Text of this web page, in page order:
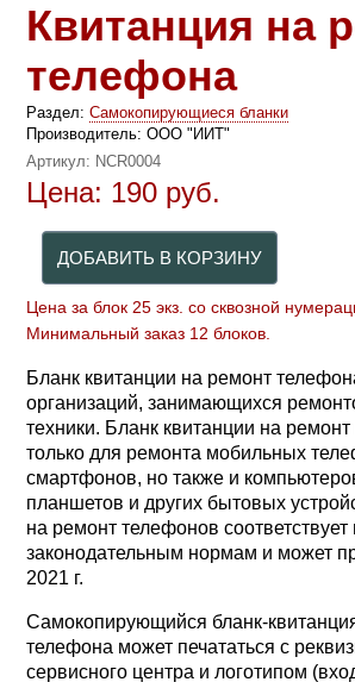
Квитанция на
телефона
Раздел:Самокопирующиеся бланки
Производитель:ООО "ИИТ"
Артикул: NCR0004
Цена: 190 руб.
Цена за блок 25 экз. со сквозной
Минимальный заказ 12 блоков.
Бланк квитанции на ремонт
организаций, занимающихся
техники. Бланк квитанции на
только для ремонта мобильных
смартфонов, но также и
планшетов и других бытовых
на ремонт телефонов
законодательным нормам и может
2021 г.
Самокопирующийся бланк-
телефона может печататься с
сервисного центра и логотипом